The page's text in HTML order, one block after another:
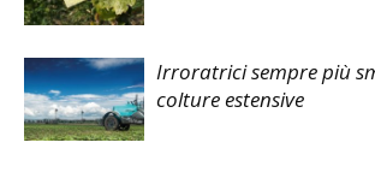
Irroratrici sempre più
colture estensive